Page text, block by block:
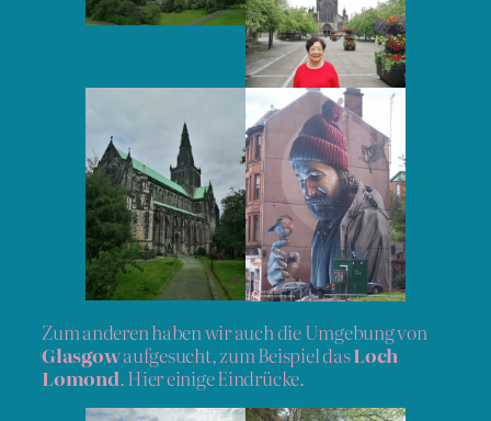
Zum anderen haben wir auch die Umgebung von
Glasgowaufgesucht, zum Beispiel dasLoch
Lomond. Hier einige Eindrücke.